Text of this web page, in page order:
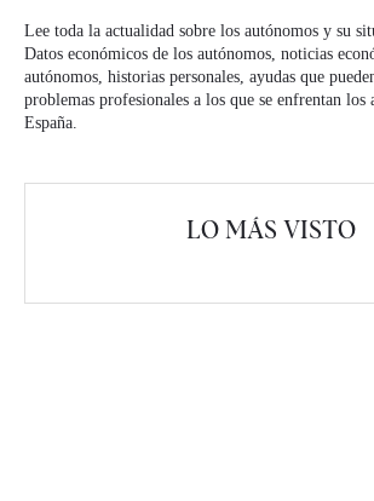
Lee toda la actualidad sobre los autónomos y su
Datos económicos de los autónomos, noticias
autónomos, historias personales, ayudas que
problemas profesionales a los que se enfrentan los
España.
LO MÁS VISTO